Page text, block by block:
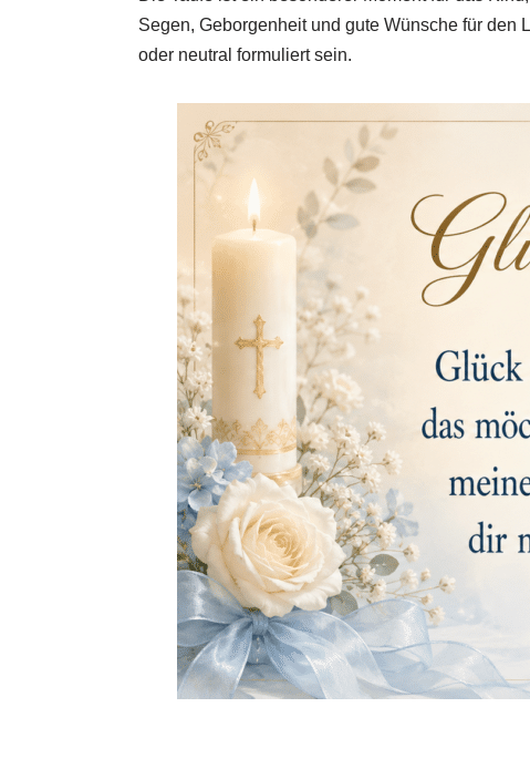
Segen, Geborgenheit und gute Wünsche für
oder neutral formuliert sein.